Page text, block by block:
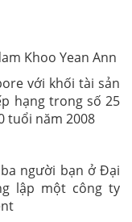
Khoo Yean Ann
với khối tài sản
hạng trong số 25
tuổi năm 2008
người bạn ở Đại
lập một công ty